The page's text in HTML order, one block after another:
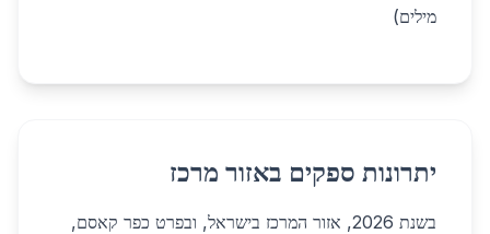
מילים)
יתרונות ספקים באזור מרכז
בשנת 2026, אזור המרכז בישראל, ובפרט כפר קאסם,